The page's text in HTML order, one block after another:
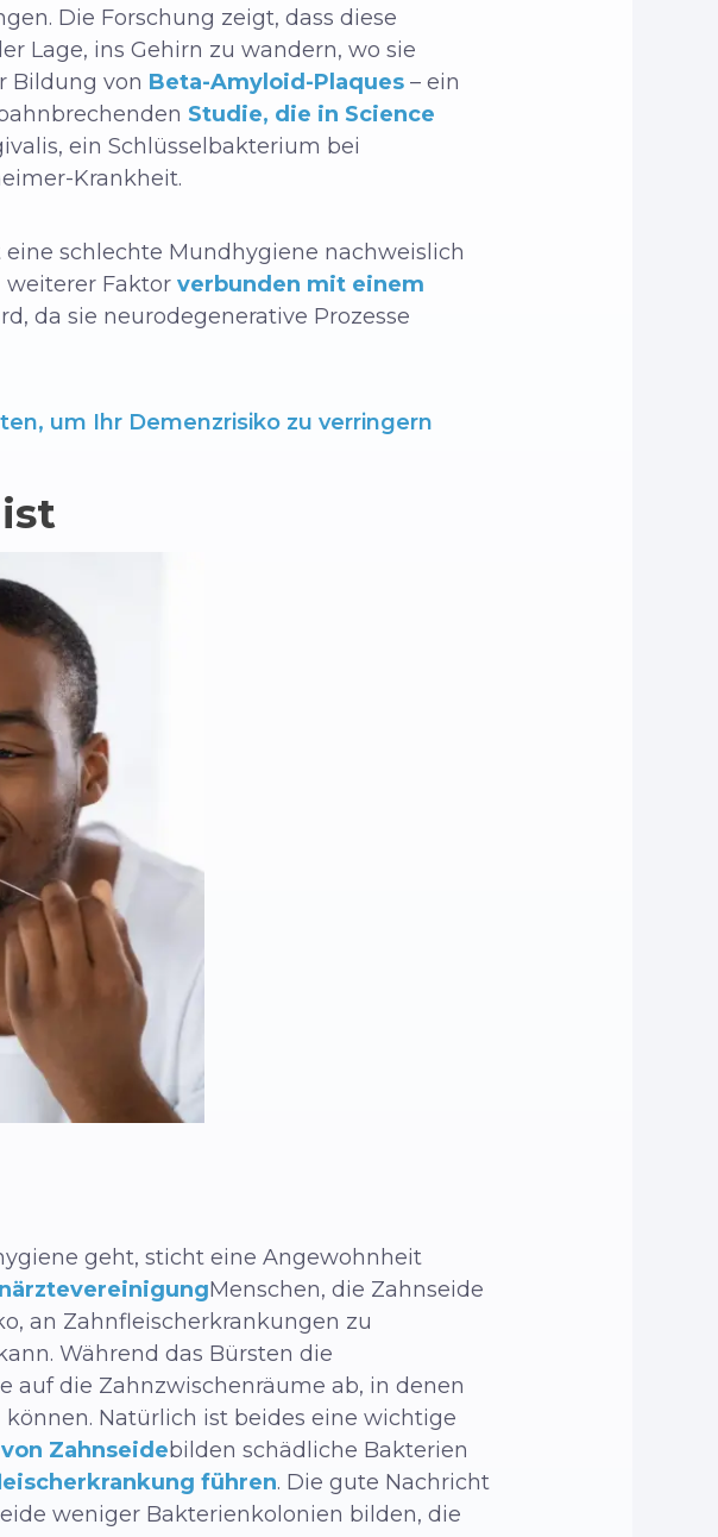
Die Forschung zeigt, dass diese
Lage, ins Gehirn zu wandern, wo sie
Bildung von Beta-Amyloid-Plaques – ein
Studie, die in Science
ein Schlüsselbakterium bei
Krankheit.
schlechte Mundhygiene nachweislich
weiterer Faktor verbunden mit einem
da sie neurodegenerative Prozesse
um Ihr Demenzrisiko zu verringern
geht, sticht eine Angewohnheit
Menschen, die Zahnseide
an Zahnfleischerkrankungen zu
Während das Bürsten die
auf die Zahnzwischenräume ab, in denen
Natürlich ist beides eine wichtige
Zahnseidebilden schädliche Bakterien
führen. Die gute Nachricht
weniger Bakterienkolonien bilden, die